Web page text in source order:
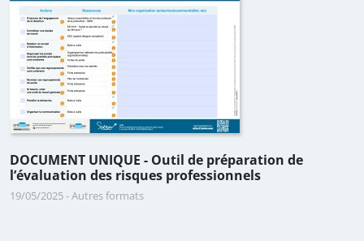
DOCUMENT UNIQUE - Outil de préparation de
l’évaluation des risques professionnels
19/05/2025-Autres formats